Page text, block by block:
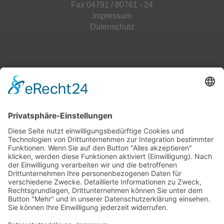
Fax 04791 / 80761 - 24
Impressum
Datenschutz
Jahrescharts
Top 100
Hot 50
Top Neueinsteiger
Highscores